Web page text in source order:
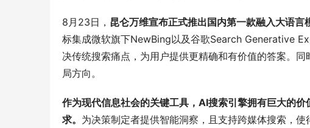
8月23日， 昆仑万维宣布正式推出国内第一款融入大语
标集成微软旗下NewBing以及谷歌Search Generative
决传统搜索痛点，为用户提供更精确和有价值的答案。
局方向。
作为现代信息社会的关键工具，AI搜索引擎拥有巨大的
求。 为决策制定者提供智能洞察，且支持跨媒体搜索，